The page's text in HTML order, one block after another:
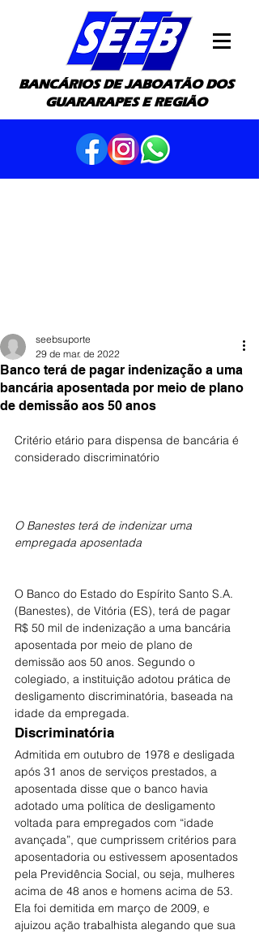
BANCÁRIOS DE JABOATÃO DOS
GUARARAPES E REGIÃO
Banco terá de pagar indenização a uma
bancária aposentada por meio de plano
de demissão aos 50 anos
seebsuporte
29 de mar. de 2022
Critério etário para dispensa de bancária é
considerado discriminatório
O Banestes terá de indenizar uma
empregada aposentada
O Banco do Estado do Espírito Santo S.A.
(Banestes), de Vitória (ES), terá de pagar
R$ 50 mil de indenização a uma bancária
aposentada por meio de plano de
demissão aos 50 anos. Segundo o
colegiado, a instituição adotou prática de
desligamento discriminatória, baseada na
idade da empregada.
Discriminatória
Admitida em outubro de 1978 e desligada
após 31 anos de serviços prestados, a
aposentada disse que o banco havia
adotado uma política de desligamento
voltada para empregados com “idade
avançada”, que cumprissem critérios para
aposentadoria ou estivessem aposentados
pela Previdência Social, ou seja, mulheres
acima de 48 anos e homens acima de 53.
Ela foi demitida em março de 2009, e
ajuizou ação trabalhista alegando que sua